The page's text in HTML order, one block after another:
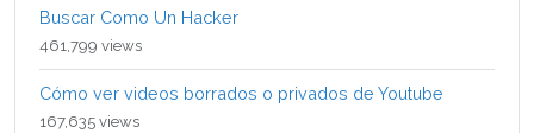
Buscar Como Un Hacker
461,799 views
Cómo ver videos borrados o privados de Youtube
167,635 views